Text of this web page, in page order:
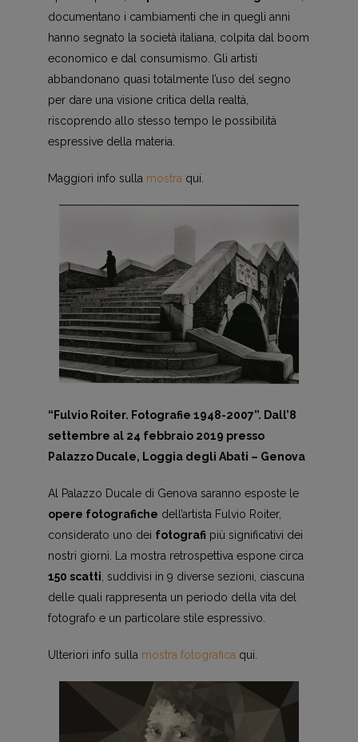
documentano i cambiamenti che in quegli anni
hanno segnato la società italiana, colpita dal boom
economico e dal consumismo. Gli artisti
abbandonano quasi totalmente l’uso del segno
per dare una visione critica della realtà,
riscoprendo allo stesso tempo le possibilità
espressive della materia.
Maggiori info sulla mostraqui.
“Fulvio Roiter. Fotografie 1948-2007”. Dall’8
settembre al 24 febbraio 2019 presso
Palazzo Ducale, Loggia degli Abati – Genova
Al Palazzo Ducale di Genova saranno esposte le
opere fotografiche dell’artista Fulvio Roiter,
considerato uno dei fotografi più significativi dei
nostri giorni. La mostra retrospettiva espone circa
150 scatti, suddivisi in 9 diverse sezioni, ciascuna
delle quali rappresenta un periodo della vita del
fotografo e un particolare stile espressivo.
Ulteriori info sulla mostra fotograficaqui.